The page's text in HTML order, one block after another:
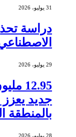
31 يوليو، 2026
دراسة
29 يوليو، 2026
جديد يعزز
بالمنطقة
28 يوليو، 2026